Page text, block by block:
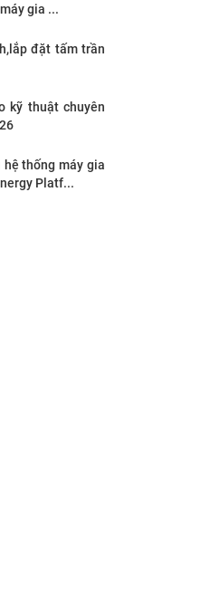
gia ...
đặt tấm trần
kỹ thuật chuyên
thống máy gia
Platf...